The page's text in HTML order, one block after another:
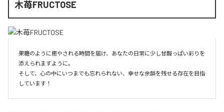
木苺FRUCTOSE
果糖のように癒やされる時間を届け、あなたの日常に少し甘酸っぱい彩りを
添えられますように。
そして、心の中にいつまでも忘れられない、幸せな余韻を残せる存在を目指
しています！